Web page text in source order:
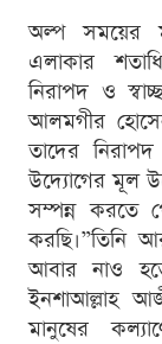
অল্প সময়ের
এলাকার
নিরাপদ ও
আলমগীর
তাদের
উদ্যোগের মূল
সম্পন্ন করতে
করছি।”তিনি
আবার নাও
ইনশাআল্লাহ
মানুষের